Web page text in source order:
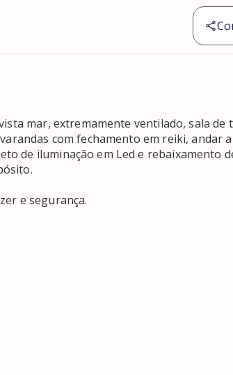
mar, extremamente ventilado, sala de
com fechamento em reiki, andar
de iluminação em Led e rebaixamento
e segurança.